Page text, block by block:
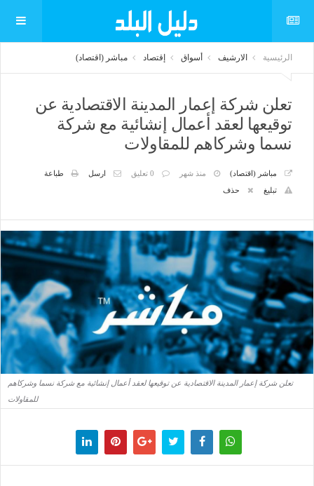
الرئيسية الارشيف أسواق إقتصاد مباشر (اقتصاد)
تعلن شركة إعمار المدينة الاقتصادية عن
توقيعها لعقد أعمال إنشائية مع شركة
نسما وشركاهم للمقاولات
مباشر (اقتصاد) منذ شهر 0 تعليق ارسل
طباعة
تبليغ
حذف
تعلن شركة إعمار المدينة الاقتصادية عن توقيعها لعقد أعمال إنشائية مع شركة نسما وشركاهم
للمقاولات